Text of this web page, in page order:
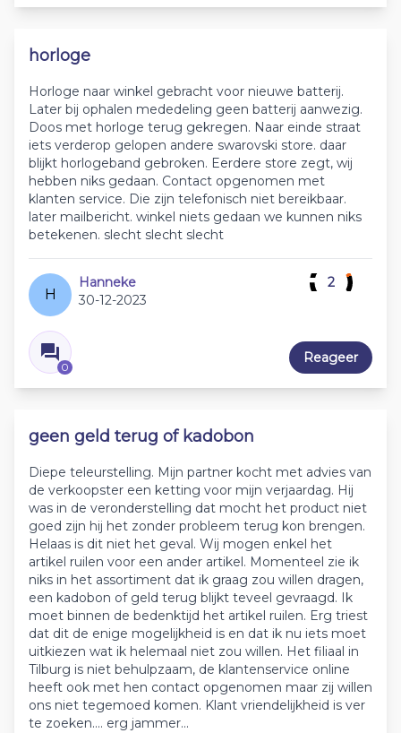
horloge
Horloge naar winkel gebracht voor nieuwe batterij.
Later bij ophalen mededeling geen batterij aanwezig.
Doos met horloge terug gekregen. Naar einde straat
iets verderop gelopen andere swarovski store. daar
blijkt horlogeband gebroken. Eerdere store zegt, wij
hebben niks gedaan. Contact opgenomen met
klanten service. Die zijn telefonisch niet bereikbaar.
later mailbericht. winkel niets gedaan we kunnen niks
betekenen. slecht slecht slecht
H
Hanneke
30-12-2023
0
2
Reageer
geen geld terug of kadobon
Diepe teleurstelling. Mijn partner kocht met advies van
de verkoopster een ketting voor mijn verjaardag. Hij
was in de veronderstelling dat mocht het product niet
goed zijn hij het zonder probleem terug kon brengen.
Helaas is dit niet het geval. Wij mogen enkel het
artikel ruilen voor een ander artikel. Momenteel zie ik
niks in het assortiment dat ik graag zou willen dragen,
een kadobon of geld terug blijkt teveel gevraagd. Ik
moet binnen de bedenktijd het artikel ruilen. Erg triest
dat dit de enige mogelijkheid is en dat ik nu iets moet
uitkiezen wat ik helemaal niet zou willen. Het filiaal in
Tilburg is niet behulpzaam, de klantenservice online
heeft ook met hen contact opgenomen maar zij willen
ons niet tegemoed komen. Klant vriendelijkheid is ver
te zoeken.... erg jammer...